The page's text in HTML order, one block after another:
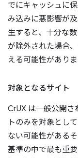
でにキャッシュに
み込みに悪影響が
生すると、十分な
が除外された場合
える可能性がありま
対象となるサイト
CrUX は一般公開さ
トのみを対象とし
ない可能性がある
基準の中で最も重